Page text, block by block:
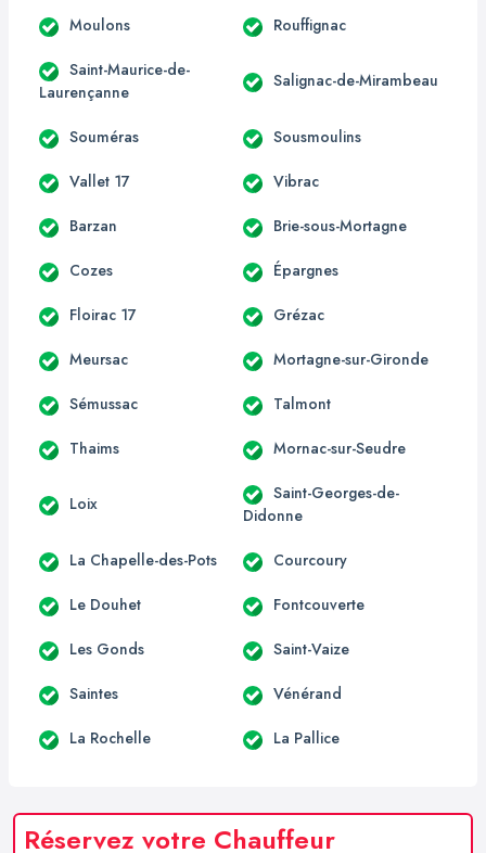
Moulons Rouffignac
Saint-Maurice-de-
Laurençanne
Salignac-de-Mirambeau
Souméras Sousmoulins
Vallet 17 Vibrac
Barzan Brie-sous-Mortagne
Cozes Épargnes
Floirac 17 Grézac
Meursac Mortagne-sur-Gironde
Sémussac Talmont
Thaims Mornac-sur-Seudre
Loix
Saint-Georges-de-
Didonne
La Chapelle-des-Pots Courcoury
Le Douhet Fontcouverte
Les Gonds Saint-Vaize
Saintes Vénérand
La Rochelle La Pallice
Réservez votre Chauffeur